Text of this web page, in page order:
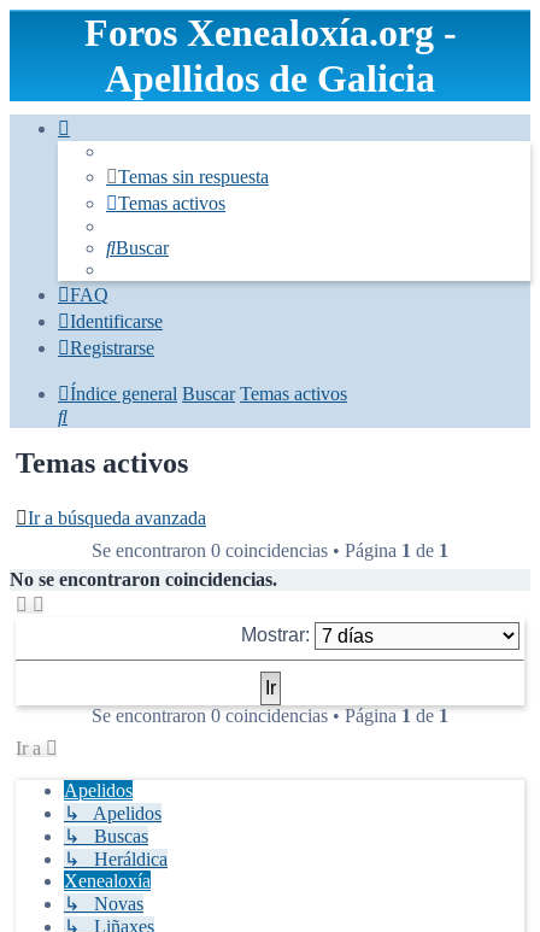
Foros Xenealoxía.org -
Apellidos de Galicia
Temas sin respuesta
Temas activos
Buscar
FAQ
Identificarse
Registrarse
Índice general Buscar Temas activos
Buscar
Temas activos
Ir a búsqueda avanzada
Se encontraron 0 coincidencias • Página 1 de 1
No se encontraron coincidencias.
Mostrar:
Se encontraron 0 coincidencias • Página1de1
Ir a
Apelidos
↳ Apelidos
↳ Buscas
↳ Heráldica
Xenealoxía
↳ Novas
↳ Liñaxes